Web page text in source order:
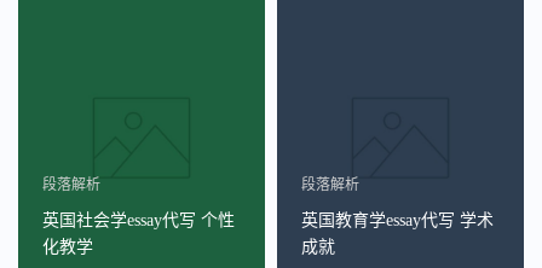
段落解析
英国社会学essay代写 个性
化教学
段落解析
英国教育学essay代写 学术
成就